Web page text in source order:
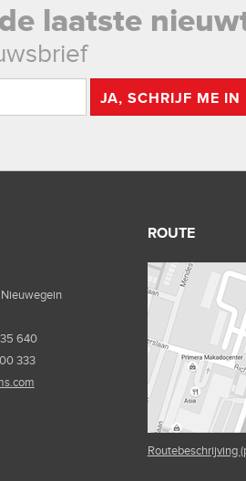
laatste
JA, SCHRIJF ME IN
35 640
333
ROUTE
Routebeschrijving